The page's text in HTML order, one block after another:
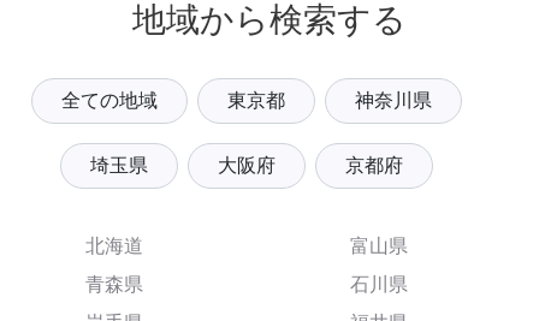
地域から検索する
全ての地域 東京都 神奈川県
埼玉県 大阪府 京都府
北海道
青森県
富山県
石川県